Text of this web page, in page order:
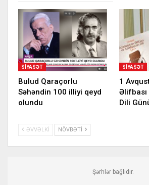
SIYASƏT
Bulud Qaraçorlu
Səhəndin 100 illiyi qeyd
olundu
SIYASƏT
1
Əlifbası
Dili
ƏVVƏLKI NÖVBƏTI
Şərhlər bağlıdır.